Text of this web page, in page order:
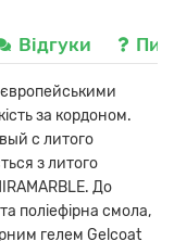
Відгуки
європейськими
за кордоном.
с литого
з литого
До
поліефірна смола,
гелем Gelcoat